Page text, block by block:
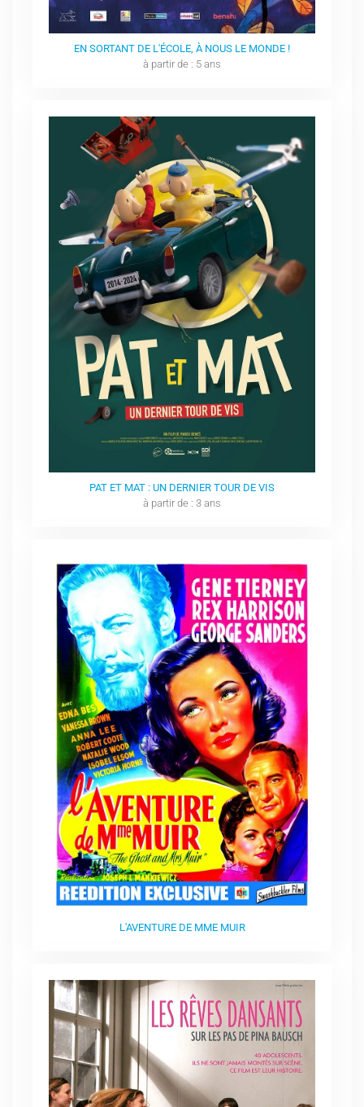
EN SORTANT DE L'ÉCOLE, À NOUS LE MONDE !
à partir de : 5 ans
PAT ET MAT : UN DERNIER TOUR DE VIS
à partir de : 3 ans
L'AVENTURE DE MME MUIR